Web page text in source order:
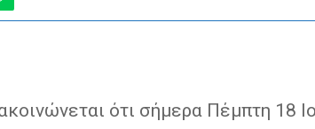
ότι σήμερα Πέμπτη 18